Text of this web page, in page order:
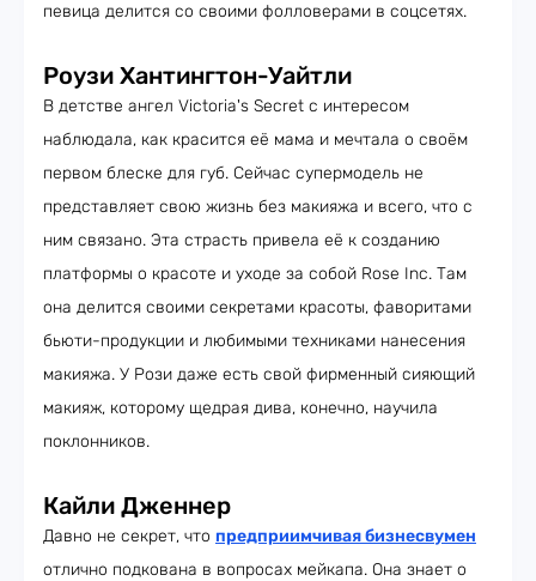
певица делится со своими фолловерами в соцсетях.
Роузи Хантингтон-Уайтли
В детстве ангел Victoria's Secret с интересом
наблюдала, как красится её мама и мечтала о своём
первом блеске для губ. Сейчас супермодель не
представляет свою жизнь без макияжа и всего, что с
ним связано. Эта страсть привела её к созданию
платформы о красоте и уходе за собой Rose Inc. Там
она делится своими секретами красоты, фаворитами
бьюти-продукции и любимыми техниками нанесения
макияжа. У Рози даже есть свой фирменный сияющий
макияж, которому щедрая дива, конечно, научила
поклонников.
Кайли Дженнер
Давно не секрет, что предприимчивая бизнесвумен
отлично подкована в вопросах мейкапа. Она знает о